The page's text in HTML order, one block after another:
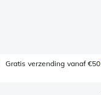
Gratis verzending vanaf €50